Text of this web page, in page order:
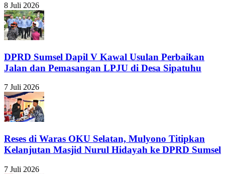
8 Juli 2026
DPRD Sumsel Dapil V Kawal Usulan Perbaikan
Jalan dan Pemasangan LPJU di Desa Sipatuhu
7 Juli 2026
Reses di Waras OKU Selatan, Mulyono Titipkan
Kelanjutan Masjid Nurul Hidayah ke DPRD Sumsel
7 Juli 2026